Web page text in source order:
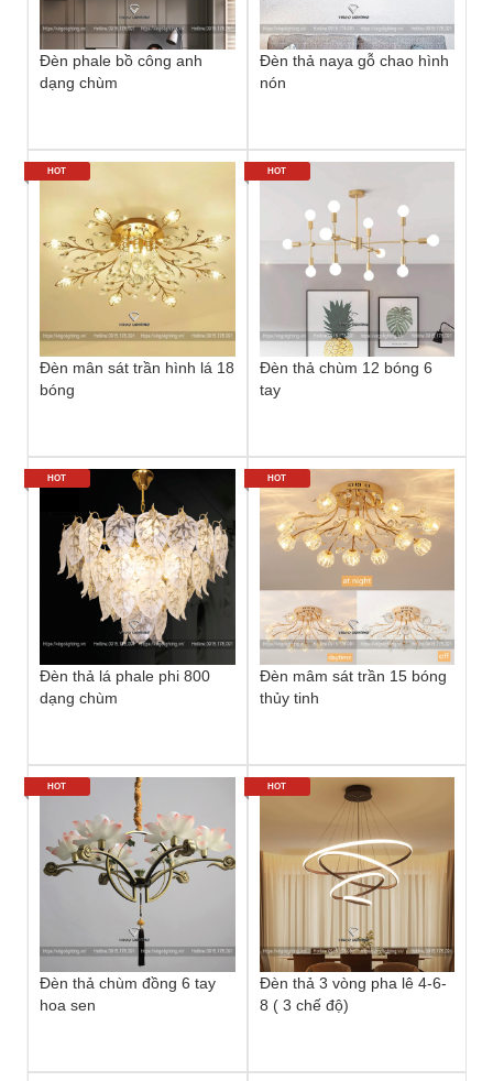
Đèn phale bồ công anh
dạng chùm
Đèn thả naya gỗ chao hình
nón
Đèn mân sát trần hình lá 18
bóng
HOT
Đèn thả chùm 12 bóng 6
tay
HOT
Đèn thả lá phale phi 800
dạng chùm
HOT
Đèn mâm sát trần 15 bóng
thủy tinh
HOT
Đèn thả chùm đồng 6 tay
hoa sen
HOT
Đèn thả 3 vòng pha lê 4-6-
8 ( 3 chế độ)
HOT